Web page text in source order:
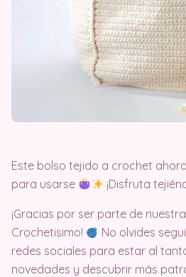
Este bolso tejido a crochet
para usarse
¡Disfruta
¡Gracias por ser parte de
Crochetisimo!
No olvides
redes sociales para estar al
novedades y descubrir más